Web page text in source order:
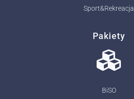
Sport&Rekreacja
Pakiety
BiSO